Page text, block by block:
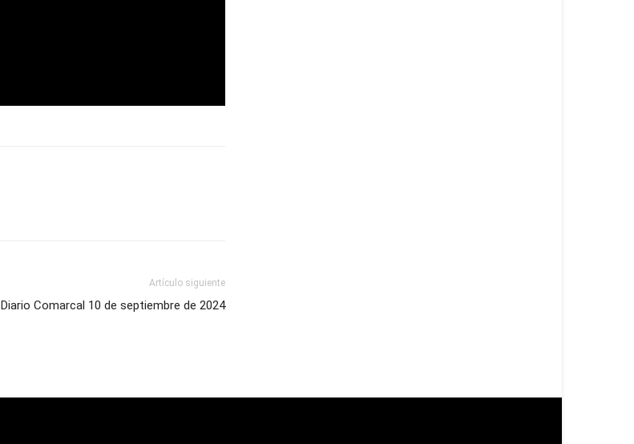
Artículo siguiente
Diario Comarcal 10 de septiembre de 2024